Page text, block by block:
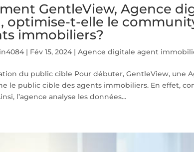
GentleView, Agence
optimise-t-elle le
immobiliers?
| Fév 15, 2024 |Agence digitale agent
du public cible Pour débuter, GentleView, une
le public cible des agents immobiliers. En effet,
l’agence analyse les données...